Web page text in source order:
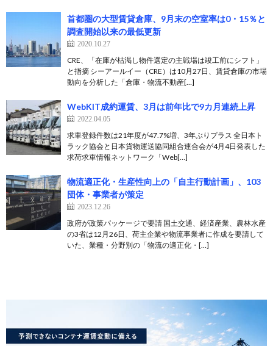
首都圏の大型賃貸倉庫、9月末の空室率は0・15％と
調査開始以来の最低更新
2020.10.27
CRE、「在庫が枯渇し物件選定の主戦場は竣工前にシフト」
と指摘 シーアールイー（CRE）は10月27日、賃貸倉庫の市場
動向を分析した「倉庫・物流不動産[…]
WebKIT成約運賃、3月は前年比で9カ月連続上昇
2022.04.05
求車登録件数は21年度が47.7%増、3年ぶりプラス 全日本ト
ラック協会と日本貨物運送協同組合連合会が4月4日発表した
求荷求車情報ネットワーク「Web[…]
物流適正化・生産性向上の「自主行動計画」、103
団体・事業者が策定
2023.12.26
政府が政策パッケージで要請 国土交通、経済産業、農林水産
の3省は12月26日、荷主企業や物流事業者に作成を要請して
いた、業種・分野別の「物流の適正化・[…]